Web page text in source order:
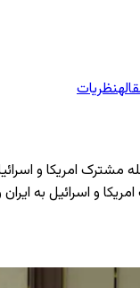
نظریات
مشترک امریکا و
و اسرائیل به